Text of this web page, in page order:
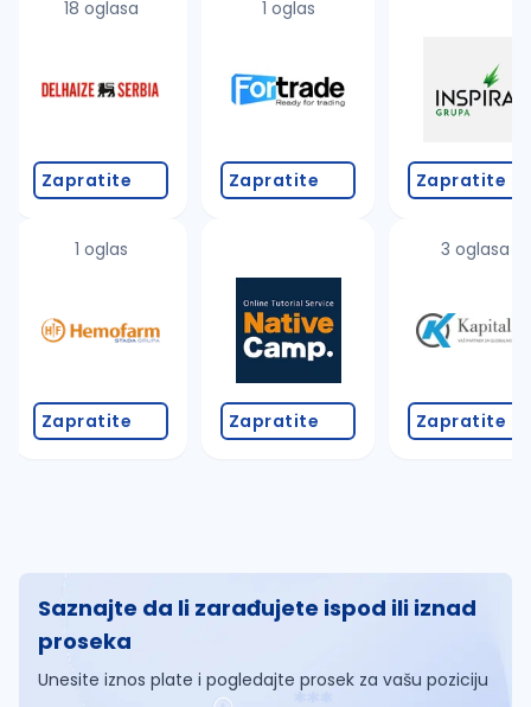
18 oglasa
Zapratite
1 oglas
Zapratite
1 oglas
Zapratite
Zapratite
Zapratite
3 oglasa
Zapratite
Saznajte da li zarađujete ispod ili iznad
proseka
Unesite iznos plate i pogledajte prosek za vašu poziciju